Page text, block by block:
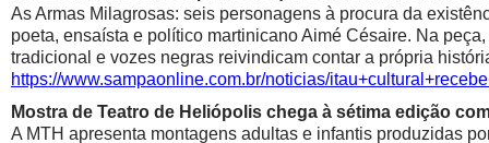
As Armas Milagrosas: seis personagens à procura da
poeta, ensaísta e político martinicano Aimé Césaire. Na
tradicional e vozes negras reivindicam contar a própria
https://www.sampaonline.com.br/noticias/
Mostra de Teatro de Heliópolis chega à sétima edição
A MTH apresenta montagens adultas e infantis produzidas